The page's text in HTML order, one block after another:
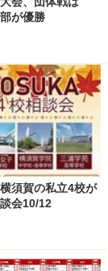
が優勝
横須賀の私立4校が
会10/12